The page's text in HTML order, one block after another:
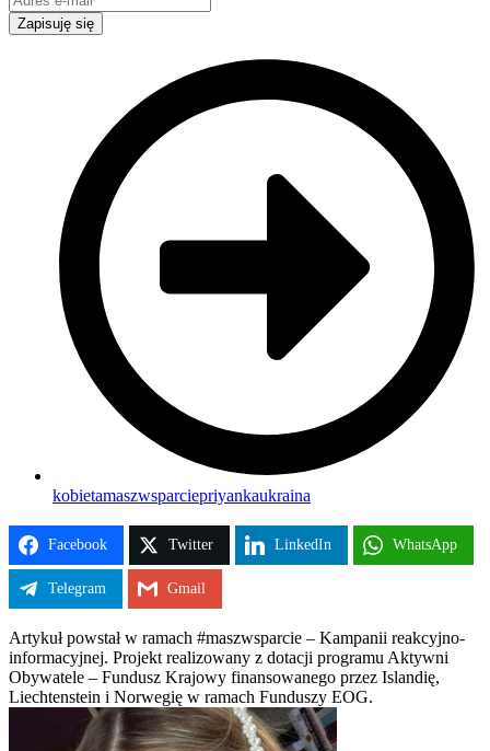
Zapisuję się
kobietamaszwsparciepriyankaukraina
Facebook Twitter LinkedIn WhatsApp
Telegram Gmail
Artykuł powstał w ramach #maszwsparcie – Kampanii reakcyjno-
informacyjnej. Projekt realizowany z dotacji programu Aktywni
Obywatele – Fundusz Krajowy finansowanego przez Islandię,
Liechtenstein i Norwegię w ramach Funduszy EOG.